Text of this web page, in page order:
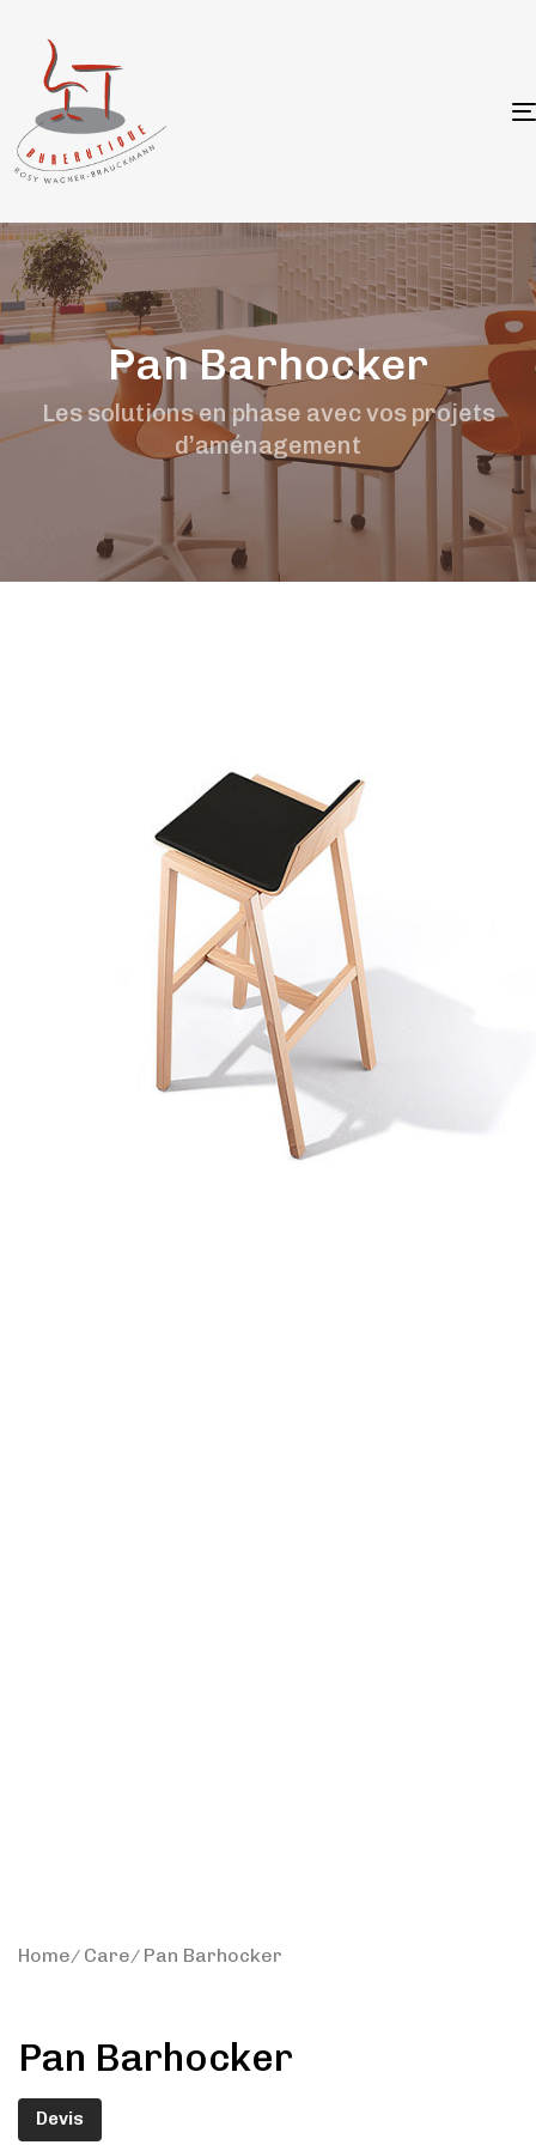
Pan Barhocker
Les solutions en phase avec vos projets
d’aménagement
Home Care Pan Barhocker
Pan Barhocker
Devis